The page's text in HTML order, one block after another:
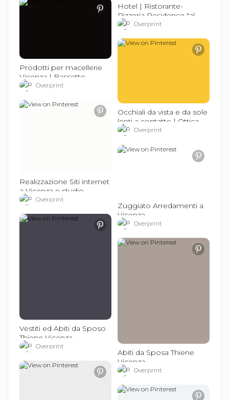
Hotel | Ristorante-
Pizzeria Residence "al
Barcon" Sarcedo (VI)
Overprint
Prodotti per macellerie
Vicenza | Bassetto
Angelo Cornedo (VI)
Overprint
Occhiali da vista e da sole
lenti a contatto | Ottica
Lanaro Malo (VI)
Overprint
Realizzazione Siti internet
a Vicenza e studio
grafico. Con Voi,
più adatta alle esigenze
Overprint
Zuggiato Arredamenti a
Vicenza
Overprint
Vestiti ed Abiti da Sposo
Thiene Vicenza
Overprint
Abiti da Sposa Thiene
Vicenza
Overprint